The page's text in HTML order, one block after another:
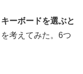
キーボードを選ぶと
を考えてみた。6つ